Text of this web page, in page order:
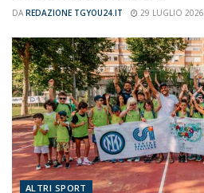
DA REDAZIONE TGYOU24.IT 29 LUGLIO 2026
ALTRI SPORT